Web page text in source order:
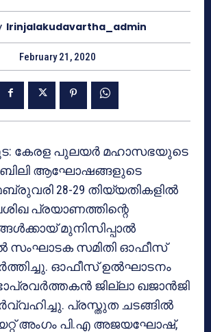
Irinjalakudavartha_admin
February 21, 2020
കേരള പുലയര്‍ മഹാസഭയുടെ
ആഘോഷങ്ങളുടെ
28-29 തിയ്യതികളില്‍
പ്രയാണത്തിന്റെ
മുനിസിപ്പാല്‍
സംഘാടക സമിതി ഓഫീസ്
ഓഫീസ് ഉല്‍ഘാടനം
ജില്ലാ ഖജാന്‍ജി
പ്രസ്തുത ചടങ്ങില്‍
അംഗം പി.എ അജയഘോഷ്,